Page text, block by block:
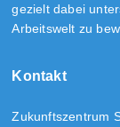
gezielt dabei
Arbeitswelt zu
Kontakt
Zukunftszentrum